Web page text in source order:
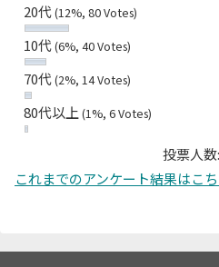
20代(12%, 80 Votes)
10代(6%, 40 Votes)
70代(2%, 14 Votes)
80代以上 (1%, 6 Votes)
投票人数:
これまでのアンケート結果はこ